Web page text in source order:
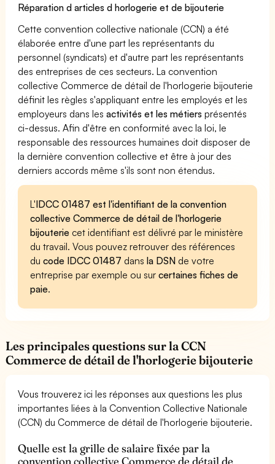
Réparation d articles d horlogerie et de bijouterie
Cette convention collective nationale (CCN) a été
élaborée entre d'une part les représentants du
personnel (syndicats) et d'autre part les représentants
des entreprises de ces secteurs. La convention
collective Commerce de détail de l'horlogerie bijouterie
définit les règles s'appliquant entre les employés et les
employeurs dans lesactivités et les métiers présentés
ci-dessus. Afin d'être en conformité avec la loi, le
responsable des ressources humaines doit disposer de
la dernière convention collective et être à jour des
derniers accords même s'ils sont non étendus.
L'IDCC 01487 est l'identifiant de la convention
collective Commerce de détail de l'horlogerie
bijouterie cet identifiant est délivré par le ministère
du travail. Vous pouvez retrouver des références
ducode IDCC 01487 dansla DSN de votre
entreprise par exemple ou surcertaines fiches de
paie.
Les principales questions sur la CCN
Commerce de détail de l'horlogerie bijouterie
Vous trouverez ici les réponses aux questions les plus
importantes liées à la Convention Collective Nationale
(CCN) du Commerce de détail de l'horlogerie bijouterie.
Quelle est la grille de salaire fixée par la
convention collective Commerce de détail de